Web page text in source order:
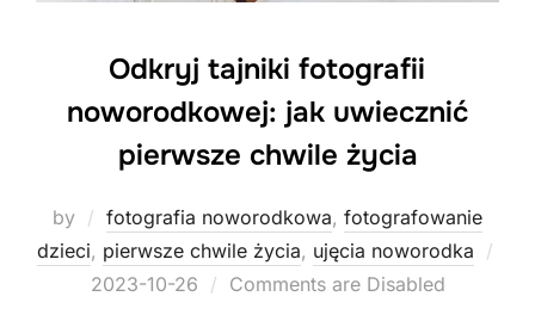
Odkryj tajniki fotografii
noworodkowej: jak uwiecznić
pierwsze chwile życia
by fotografia noworodkowa, fotografowanie
dzieci, pierwsze chwile życia, ujęcia noworodka
Posted
2023-10-26 Comments are Disabled